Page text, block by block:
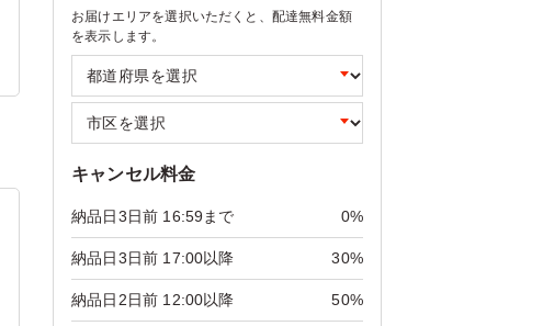
お届けエリアを選択いただくと、配達無料金額
を表示します。
キャンセル料金
納品日3日前 16:59まで 0%
納品日3日前 17:00以降 30%
納品日2日前 12:00以降 50%